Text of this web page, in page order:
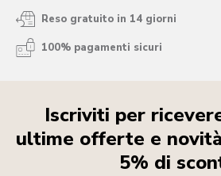
Reso gratuito in 14 giorni
100% pagamenti sicuri
Iscriviti per
ultime offerte e
5% di